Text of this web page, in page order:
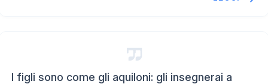
I figli sono come gli aquiloni: gli insegnerai a